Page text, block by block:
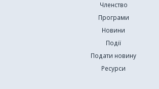
Членство
Програми
Новини
Події
Подати новину
Ресурси